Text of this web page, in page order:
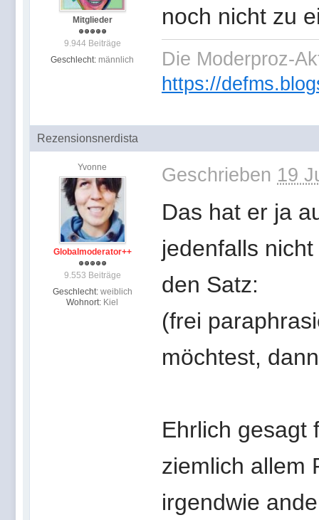
Mitglieder
9.944 Beiträge
Geschlecht: männlich
noch nicht zu
Die Moderproz-
https://
Rezensionsnerdista
Yvonne
Globalmoderator++
9.553 Beiträge
Geschlecht: weiblich
Wohnort: Kiel
Geschrieben 19
Das hat er ja
jedenfalls
den Satz:
(frei
möchtest,
Ehrlich gesagt
ziemlich allem
irgendwie